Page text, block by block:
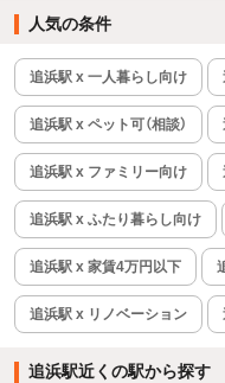
人気の条件
追浜駅 x 一人暮らし向け
追浜駅 x ペット可（相談）
追浜駅 x ファミリー向け
追浜駅 x ふたり暮らし向け
追浜駅 x 家賃4万円以下
追浜駅 x リノベーション
追浜駅近くの駅から探す